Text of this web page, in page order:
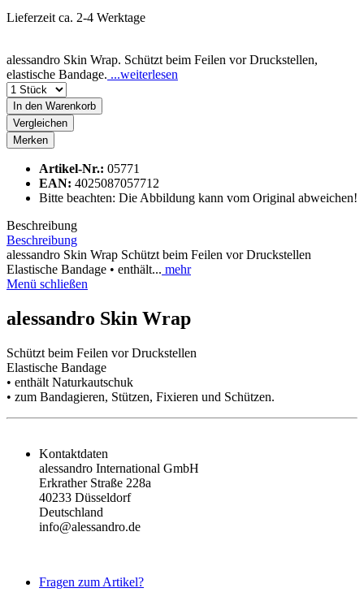
Lieferzeit ca. 2-4 Werktage
alessandro Skin Wrap. Schützt beim Feilen vor Druckstellen,
elastische Bandage. ...weiterlesen
In den Warenkorb
Vergleichen
Merken
Artikel-Nr.: 05771
EAN: 4025087057712
Bitte beachten: Die Abbildung kann vom Original abweichen!
Beschreibung
Beschreibung
alessandro Skin Wrap Schützt beim Feilen vor Druckstellen
Elastische Bandage • enthält... mehr
Menü schließen
alessandro Skin Wrap
Schützt beim Feilen vor Druckstellen
Elastische Bandage
• enthält Naturkautschuk
• zum Bandagieren, Stützen, Fixieren und Schützen.
Kontaktdaten
alessandro International GmbH
Erkrather Straße 228a
40233 Düsseldorf
Deutschland
info@alessandro.de
Fragen zum Artikel?